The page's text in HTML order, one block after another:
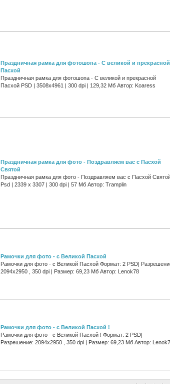
Праздничная рамка для фотошопа - С великой и прекрасной
Пасхой
Праздничная рамка для фотошопа - С великой и прекрасной
Пасхой PSD | 3508x4961 | 300 dpi | 129,32 Мб Автор: Koaress
Праздничная рамка для фото - Поздравляем вас с Пасхой
Святой
Праздничная рамка для фото - Поздравляем вас с Пасхой
Psd | 2339 x 3307 | 300 dpi | 57 Мб Автор: Tramplin
Рамочки для фото - с Великой Пасхой
Рамочки для фото - с Великой Пасхой Формат: 2 PSD|
2094х2950 , 350 dpi | Размер: 69,23 Мб Автор: Lenok78
Рамочки для фото - с Великой Пасхой !
Рамочки для фото - с Великой Пасхой ! Формат: 2 PSD|
Разрешение: 2094х2950 , 350 dpi | Размер: 69,23 Мб Автор: